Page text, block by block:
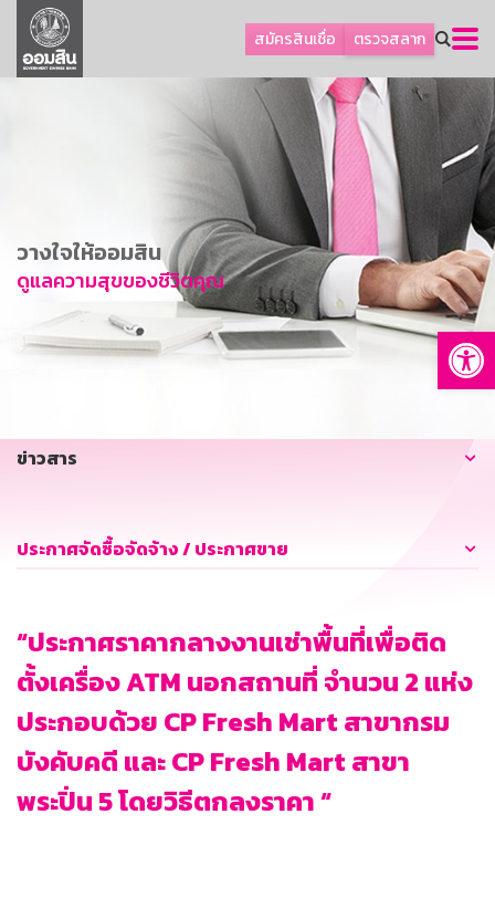
สมัครสินเชื่อ ตรวจสลาก
ลูกค้าธุรกิจ
ลูกค้าผู้ประกอบรายย่อย
การพัฒนาที่ยั่งยืน
ข่าวสาร
บริการทางการเงิน
อื่นๆ
วางใจให้ออมสิน
ดูแลความสุขของชีวิตคุณ
ข่าวสาร
ประกาศจัดซื้อจัดจ้าง / ประกาศขาย
“ประกาศราคากลางงานเช่าพื้นที่เพื่อติด
ตั้งเครื่อง ATM นอกสถานที่ จำนวน 2 แห่ง
ประกอบด้วย CP Fresh Mart สาขากรม
บังคับคดี และ CP Fresh Mart สาขา
พระปิ่น 5 โดยวิธีตกลงราคา “